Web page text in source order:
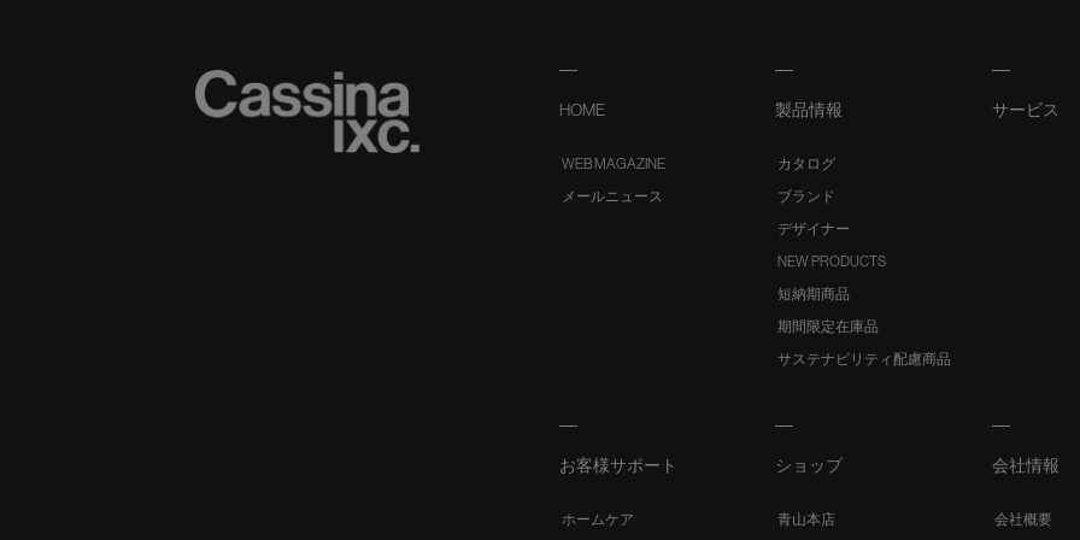
HOME
WEB MAGAZINE
メールニュース
製品情報
カタログ
ブランド
デザイナー
NEW PRODUCTS
短納期商品
期間限定在庫品
サステナビリティ配慮商品
サービス
お客様サポート
ホームケア
ショップ
青山本店
会社情報
会社概要